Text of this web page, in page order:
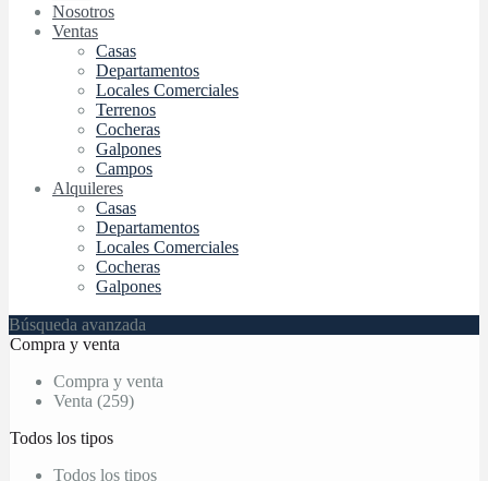
Nosotros
Ventas
Casas
Departamentos
Locales Comerciales
Terrenos
Cocheras
Galpones
Campos
Alquileres
Casas
Departamentos
Locales Comerciales
Cocheras
Galpones
Búsqueda avanzada
Compra y venta
Compra y venta
Venta (259)
Todos los tipos
Todos los tipos